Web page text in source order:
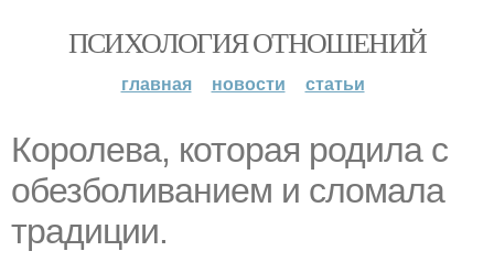
ПСИХОЛОГИЯ ОТНОШЕНИЙ
главная новости статьи
Королева, которая родила с
обезболиванием и сломала
традиции.